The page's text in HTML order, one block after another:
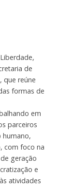
de
que reúne
formas de
em
parceiros
humano,
com foco na
geração
e
atividades